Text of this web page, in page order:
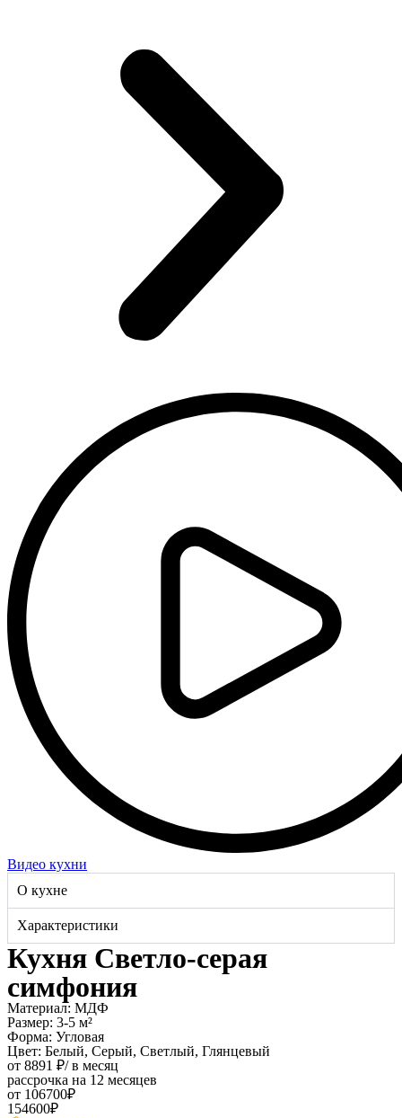
Видео кухни
О кухне
Характеристики
Кухня Светло-серая
симфония
Материал: МДФ
Размер: 3-5 м²
Форма: Угловая
Цвет: Белый, Серый, Светлый, Глянцевый
от 8891 ₽/ в месяц
рассрочка на 12 месяцев
от 106700₽
154600₽